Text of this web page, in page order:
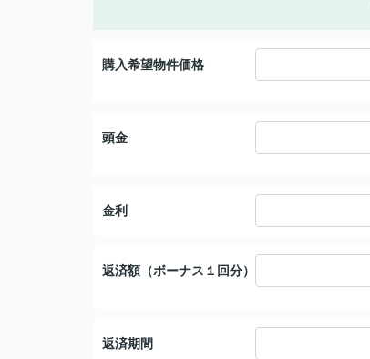
購入希望物件価格
頭金
金利
返済額（ボーナス１回分）
返済期間